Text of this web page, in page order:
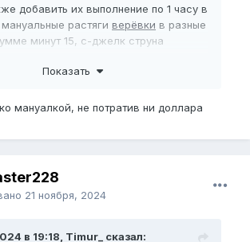
добавить их выполнение по 1 часу в
растяги верёвки в разные
минут 15, с-джелк струна
верёвки 100 раз. По графику
Показать
мануалкой, не потратив ни доллара
21 ноября, 2024
в 19:18, Timur_ сказал: